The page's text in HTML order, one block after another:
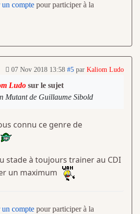
un compte pour participer à la
07 Nov 2018 13:58 #5 par Kaliom Ludo
Ludo sur le sujet
Mutant de Guillaume Sibold
connu ce genre de
stade à toujours trainer au CDI
un maximum
un compte pour participer à la